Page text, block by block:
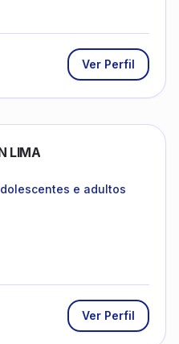
Ver Perfil
LIMA
e adultos
Ver Perfil